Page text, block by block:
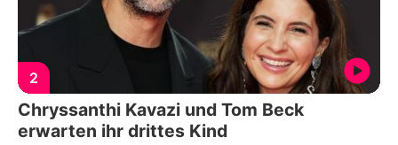
2
Chryssanthi Kavazi und Tom Beck
erwarten ihr drittes Kind